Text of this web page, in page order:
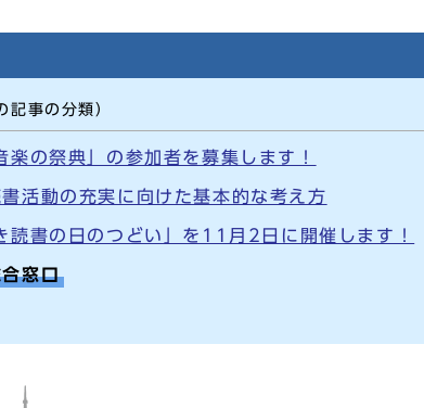
記事の分類）
の祭典」の参加者を募集します！
活動の充実に向けた基本的な考え方
書の日のつどい」を11月2日に開催します！
窓口